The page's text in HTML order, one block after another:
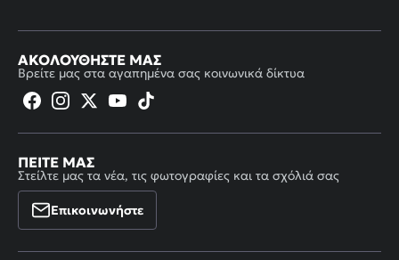
ΑΚΟΛΟΥΘΉΣΤΕ ΜΑΣ
Βρείτε μας στα αγαπημένα σας κοινωνικά δίκτυα
ΠΕΊΤΕ ΜΑΣ
Στείλτε μας τα νέα, τις φωτογραφίες και τα σχόλιά σας
Επικοινωνήστε